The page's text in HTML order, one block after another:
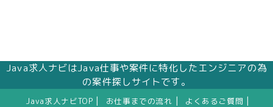
Java求人ナビはJava仕事や案件に特化したエンジニアの為
の案件探しサイトです。
Java求人ナビTOP お仕事までの流れ よくあるご質問